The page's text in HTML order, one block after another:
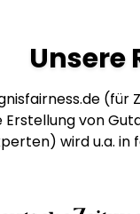
Unsere
(für
Erstellung von
wird u.a.